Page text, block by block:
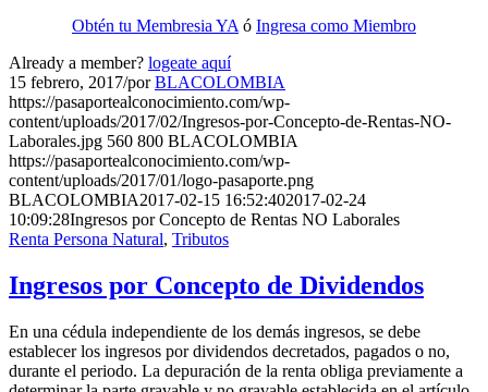
Obtén tu Membresia YA ó Ingresa como Miembro
Already a member? logeate aquí
15 febrero, 2017/porBLACOLOMBIA
https://pasaportealconocimiento.com/wp-
content/uploads/2017/02/Ingresos-por-Concepto-de-Rentas-NO-
Laborales.jpg 560 800 BLACOLOMBIA
https://pasaportealconocimiento.com/wp-
content/uploads/2017/01/logo-pasaporte.png
BLACOLOMBIA2017-02-15 16:52:402017-02-24
10:09:28Ingresos por Concepto de Rentas NO Laborales
Renta Persona Natural, Tributos
Ingresos por Concepto de Dividendos
En una cédula independiente de los demás ingresos, se debe
establecer los ingresos por dividendos decretados, pagados o no,
durante el periodo. La depuración de la renta obliga previamente a